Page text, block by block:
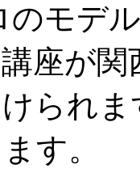
のモデ
座が
られ
す。